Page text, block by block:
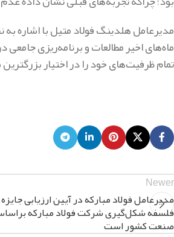
مدیرعامل هلدینگ فولاد متیل با اشاره
ماه‌های اخیر مطالعات و برنامه‌ریزی
تمام ظرفیت‌های خود را در اختیار
Newer
مدیرعامل فولاد مبارکه در آیین ارزیابی
فلسفه شكل‌گیری شركت فولاد مباركه
صنعت كشور است